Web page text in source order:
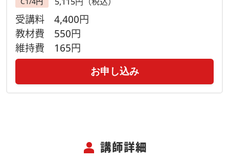
受講料 4,400円
教材費 550円
維持費 165円
お申し込み
person 講師詳細